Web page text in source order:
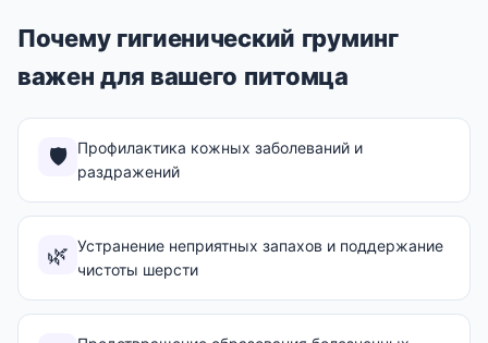
Почему гигиенический груминг
важен для вашего питомца
🛡️
Профилактика кожных заболеваний и
раздражений
🌿 Устранение неприятных запахов и поддержание
чистоты шерсти